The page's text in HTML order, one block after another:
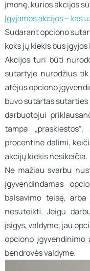
įmonę, kurios akcijos
Įgyjamos akcijos – kas
Sudarant opciono
koks jų kiekis bus
Akcijos turi būti
sutartyje nurodžius
atėjus opciono
buvo sutartas
darbuotojui
tampa
procentine dalimi,
akcijų kiekis nesikeičia.
Ne mažiau svarbu
įgyvendindamas
balsavimo teisę,
nesuteikti. Jeigu
įsigys, valdyme, jau
opciono
bendrovės valdyme.